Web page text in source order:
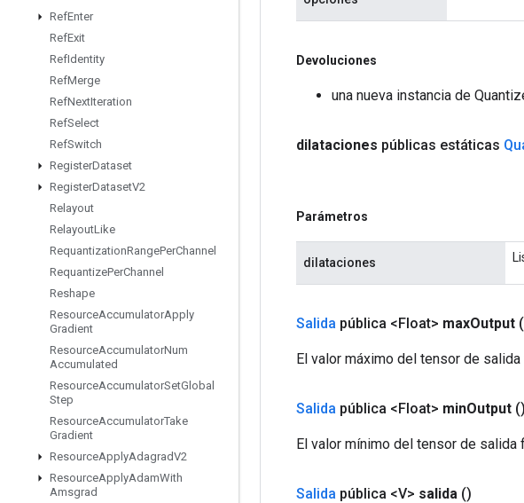
RefEnter
RefExit
RefIdentity
RefMerge
RefNextIteration
RefSelect
RefSwitch
RegisterDataset
RegisterDatasetV2
Relayout
RelayoutLike
RequantizationRangePerChannel
RequantizePerChannel
Reshape
ResourceAccumulatorApply
Gradient
ResourceAccumulatorNum
Accumulated
ResourceAccumulatorSetGlobal
Step
ResourceAccumulatorTake
Gradient
ResourceApplyAdagradV2
ResourceApplyAdamWith
Amsgrad
Devoluciones
una nueva instancia de
dilataciones públicas estáticas
Parámetros
dilataciones
Salida pública <Float> maxOutput
El valor máximo del tensor de salida
Salida pública <Float> minOutput ()
El valor mínimo del tensor de salida
Salida pública <V> salida ()